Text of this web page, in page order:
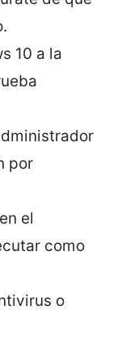
10 a la
por
el
como
o